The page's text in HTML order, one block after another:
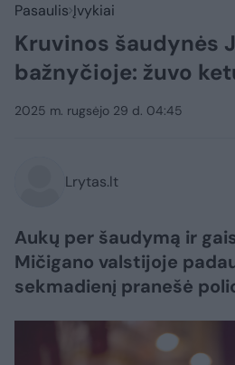
Pasaulis Įvykiai
Kruvinos šaudynės
bažnyčioje: žuvo
2025 m. rugsėjo 29 d. 04:45
Lrytas.lt
Aukų per šaudymą ir
Mičigano valstijoje
sekmadienį pranešė